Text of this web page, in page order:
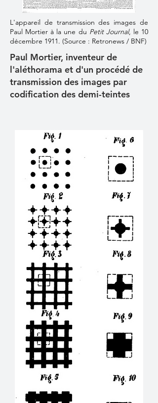
L'appareil de transmission des images de
Paul Mortier à la une du Petit Journal, le 10
décembre 1911. (Source : Retronews / BNF)
Paul Mortier, inventeur de
l'aléthorama et d'un procédé de
transmission des images par
codification des demi-teintes